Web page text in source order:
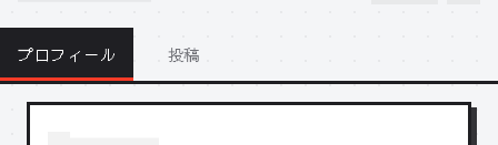
プロフィール 投稿